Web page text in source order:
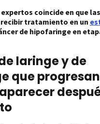
coincide en que
tratamiento en un
de hipofaringe en
laringe y de
que